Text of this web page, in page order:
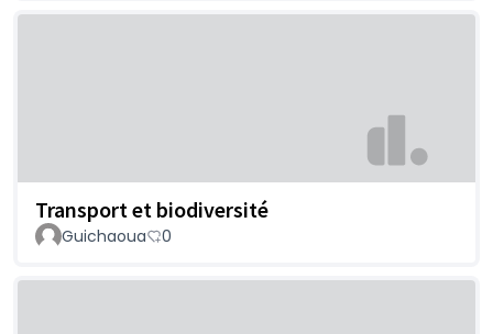
Transport et biodiversité
Guichaoua 0